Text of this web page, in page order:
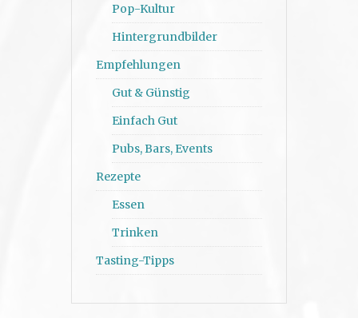
Pop-Kultur
Hintergrundbilder
Empfehlungen
Gut & Günstig
Einfach Gut
Pubs, Bars, Events
Rezepte
Essen
Trinken
Tasting-Tipps